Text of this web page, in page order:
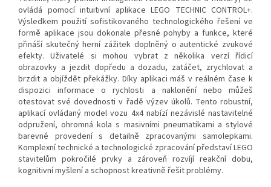
ovládá pomocí intuitivní aplikace LEGO TECHNIC CONTROL+.
Výsledkem použití sofistikovaného technologického řešení ve
formě aplikace jsou dokonale přesné pohyby a funkce, které
přináší skutečný herní zážitek doplněný o autentické zvukové
efekty. Uživatelé si mohou vybrat z několika verzí řídicí
obrazovky a jezdit dopředu a dozadu, zatáčet, zrychlovat a
brzdit a objíždět překážky. Díky aplikaci máš v reálném čase k
dispozici informace o rychlosti a naklonění nebo můžeš
otestovat své dovednosti v řadě výzev úkolů. Tento robustní,
aplikací ovládaný model vozu 4x4 nabízí nezávislé nastavitelné
odpružení, ohromná kola s masivními pneumatikami a stylové
barevné provedení s detailně zpracovanými samolepkami.
Komplexní technické a technologické zpracování představí LEGO
stavitelům pokročilé prvky a zároveň rozvíjí reakční dobu,
kognitivní myšlení a schopnost kreativně řešit problémy.